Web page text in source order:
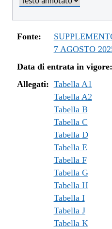
Fonte:
7 AGOSTO
Data di entrata in vigore:
Allegati: Tabella A1
Tabella A2
Tabella B
Tabella C
Tabella D
Tabella E
Tabella F
Tabella G
Tabella H
Tabella I
Tabella J
Tabella K